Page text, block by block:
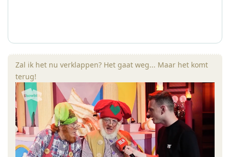
Zal ik het nu verklappen? Het gaat weg... Maar het komt
terug!